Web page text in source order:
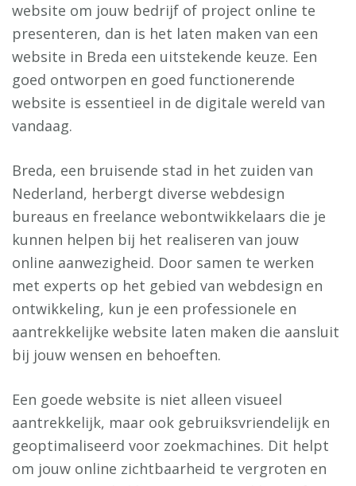
website om jouw bedrijf of project online te
presenteren, dan is het laten maken van een
website in Breda een uitstekende keuze. Een
goed ontworpen en goed functionerende
website is essentieel in de digitale wereld van
vandaag.
Breda, een bruisende stad in het zuiden van
Nederland, herbergt diverse webdesign
bureaus en freelance webontwikkelaars die je
kunnen helpen bij het realiseren van jouw
online aanwezigheid. Door samen te werken
met experts op het gebied van webdesign en
ontwikkeling, kun je een professionele en
aantrekkelijke website laten maken die aansluit
bij jouw wensen en behoeften.
Een goede website is niet alleen visueel
aantrekkelijk, maar ook gebruiksvriendelijk en
geoptimaliseerd voor zoekmachines. Dit helpt
om jouw online zichtbaarheid te vergroten en